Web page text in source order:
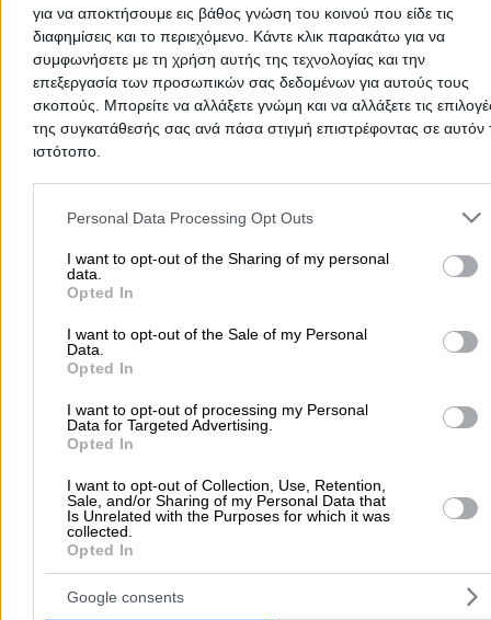
για να αποκτήσουμε εις βάθος γνώση του κοινού που είδε τις
διαφημίσεις και το περιεχόμενο. Κάντε κλικ παρακάτω για να
συμφωνήσετε με τη χρήση αυτής της τεχνολογίας και την
επεξεργασία των προσωπικών σας δεδομένων για αυτούς τους
σκοπούς. Μπορείτε να αλλάξετε γνώμη και να αλλάξετε τις
της συγκατάθεσής σας ανά πάσα στιγμή επιστρέφοντας σε αυτόν
ιστότοπο.
Please note that this website/app uses one or more Google
and may gather and store information including but not limited to
to Google and its third-party tags to use your data for below
purposes in below Google consent section.
Personal Data Processing Opt Outs
I want to opt-out of the Sharing of my personal
data.
Opted In
I want to opt-out of the Sale of my Personal
Data.
Opted In
I want to opt-out of processing my Personal
Data for Targeted Advertising.
Opted In
I want to opt-out of Collection, Use, Retention,
Sale, and/or Sharing of my Personal Data that
Is Unrelated with the Purposes for which it was
collected.
Opted In
Google consents
> Νομός ΚΕΦΑΛΛΗΝΙΑΣ
ΞΕΝΟΔΟΧΕΙΑΚΕΣ ΚΑΙ ΤΟΥΡΙΣΤΙΚΕΣ ΕΠΙΧΕΙΡΗΣΕΙΣ ΑΕ
Δημοφιλείς Αναζητήσεις
Μετακομίσεις & Μεταφορές Κλειδιά & Κλειδαριές
Ψυχολόγοι
Παιδικοί Σταθμοί
Συνεργεία Αυτοκινήτων
Υδραυλικοί - Υδραυλικές Εγκαταστάσεις